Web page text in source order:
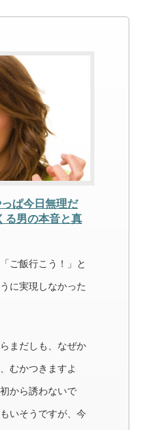
ぱ今日無理だ
る男の本音と真
ご飯行こう！」と
に実現しなかった
まだしも、なぜか
むかつきますよ
から誘わないで
いそうですが、今